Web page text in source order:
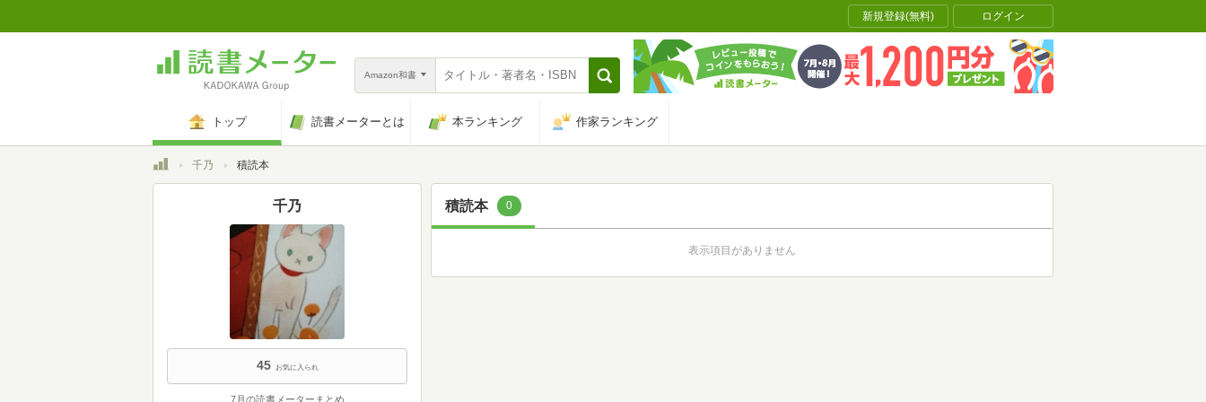
新規登録(無料) ログイン
Amazon和書
トップ 読書メーターとは 本ランキング 作家ランキング
トップ千乃 積読本
積読本 0
表示項目がありません
千乃
45 お気に入られ
7月の読書メーターまとめ